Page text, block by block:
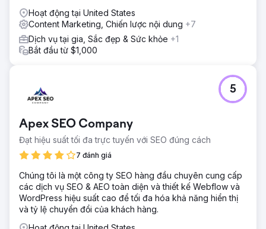
Hoạt động tại United States
Content Marketing, Chiến lược nội dung +7
Dịch vụ tại gia, Sắc đẹp & Sức khỏe +1
Bắt đầu từ $1,000
Apex SEO Company
Đạt hiệu suất tối đa trực tuyến với SEO đúng cách
7 đánh giá
5
Chúng tôi là một công ty SEO hàng đầu chuyên cung cấp
các dịch vụ SEO & AEO toàn diện và thiết kế Webflow và
WordPress hiệu suất cao để tối đa hóa khả năng hiển thị
và tỷ lệ chuyển đổi của khách hàng.